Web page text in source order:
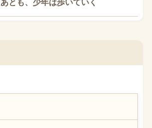
とも、少年は歩いていく